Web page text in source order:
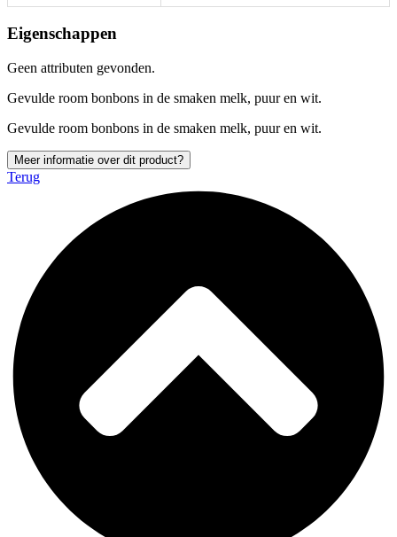
Eigenschappen
Geen attributen gevonden.
Gevulde room bonbons in de smaken melk, puur en wit.
Gevulde room bonbons in de smaken melk, puur en wit.
Meer informatie over dit product?
Terug